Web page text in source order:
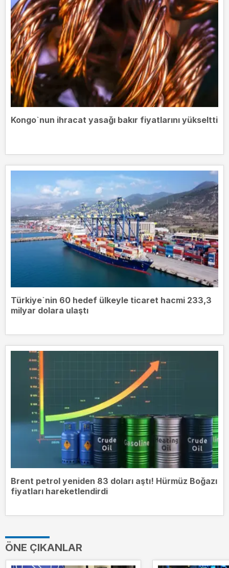
Kongo`nun ihracat yasağı bakır fiyatlarını yükseltti
Türkiye`nin 60 hedef ülkeyle ticaret hacmi 233,3
milyar dolara ulaştı
Brent petrol yeniden 83 doları aştı! Hürmüz Boğazı
fiyatları hareketlendirdi
ÖNE ÇIKANLAR